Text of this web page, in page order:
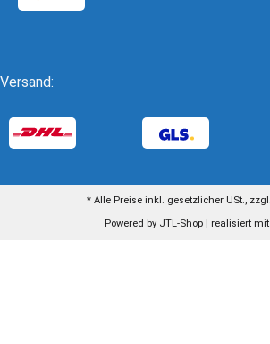
Versand:
* Alle Preise inkl. gesetzlicher USt., zzgl.
Powered by JTL-Shop | realisiert mit